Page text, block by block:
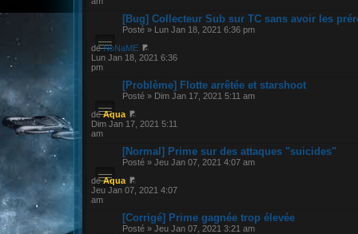
[Bug] Collecteur Sub sur TC sans avoir les
Posté » Lun Jan 18, 2021 6:36 pm
deNoNaME
Lun Jan 18, 2021 6:36
pm
[Problème] Flotte arrêtée et starshoot
Posté » Dim Jan 17, 2021 5:11 am
deAqua
Dim Jan 17, 2021 5:11
am
[Normal] Prime sur des attaques "suicides"
Posté » Jeu Jan 07, 2021 4:07 am
deAqua
Jeu Jan 07, 2021 4:07
am
[Corrigé] Prime gagnée trop élevée
Posté » Jeu Jan 07, 2021 3:21 am